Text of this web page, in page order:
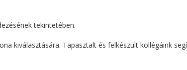
tekintetében.
kiválasztására. Tapasztalt és felkészült kollégáink